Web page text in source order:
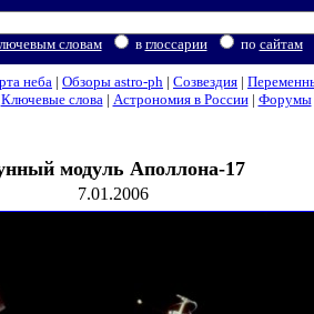
словам в глоссарии по сайтам
неба | Обзоры astro-ph | Созвездия |
Ключевые слова| Астрономия в России| Форумы
модуль Аполлона-17
7.01.2006